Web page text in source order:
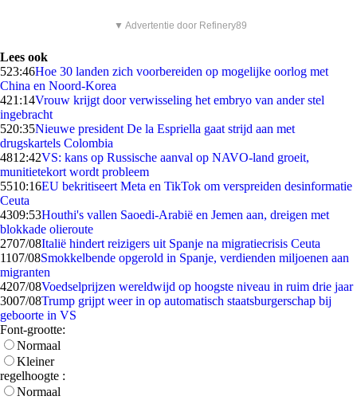
▼ Advertentie door Refinery89
Lees ook
523:46Hoe 30 landen zich voorbereiden op mogelijke oorlog met
China en Noord-Korea
421:14Vrouw krijgt door verwisseling het embryo van ander stel
ingebracht
520:35Nieuwe president De la Espriella gaat strijd aan met
drugskartels Colombia
4812:42VS: kans op Russische aanval op NAVO-land groeit,
munitietekort wordt probleem
5510:16EU bekritiseert Meta en TikTok om verspreiden desinformatie
Ceuta
4309:53Houthi's vallen Saoedi-Arabië en Jemen aan, dreigen met
blokkade olieroute
2707/08Italië hindert reizigers uit Spanje na migratiecrisis Ceuta
1107/08Smokkelbende opgerold in Spanje, verdienden miljoenen aan
migranten
4207/08Voedselprijzen wereldwijd op hoogste niveau in ruim drie jaar
3007/08Trump grijpt weer in op automatisch staatsburgerschap bij
geboorte in VS
Font-grootte:
Normaal
Kleiner
regelhoogte :
Normaal